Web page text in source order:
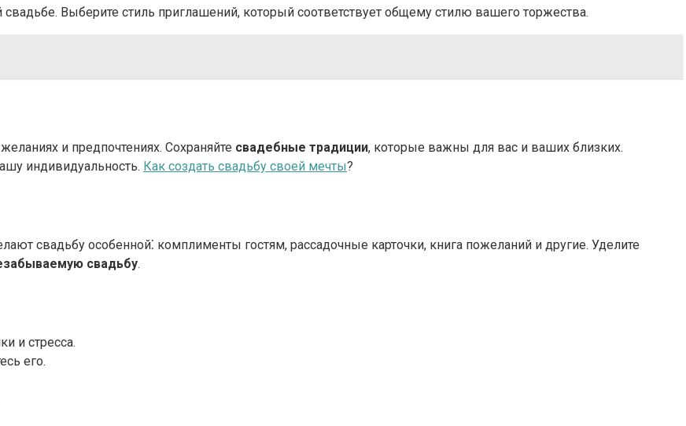
Выберите стиль приглашений, который соответствует общему стилю вашего торжества.
и предпочтениях. Сохраняйте свадебные традиции, которые важны для вас и ваших близких.
индивидуальность. Как создать свадьбу своей мечты?
свадьбу особенной⁚ комплименты гостям, рассадочные карточки, книга пожеланий и другие. Уделите
свадьбу.
и стресса.
его.